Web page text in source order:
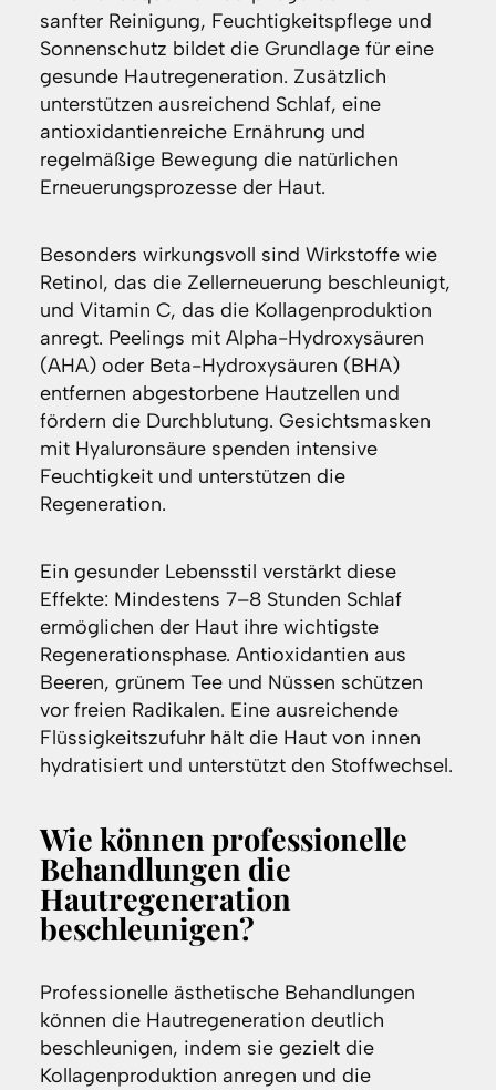
sanfter Reinigung, Feuchtigkeitspflege und
Sonnenschutz bildet die Grundlage für eine
gesunde Hautregeneration. Zusätzlich
unterstützen ausreichend Schlaf, eine
antioxidantienreiche Ernährung und
regelmäßige Bewegung die natürlichen
Erneuerungsprozesse der Haut.
Besonders wirkungsvoll sind Wirkstoffe wie
Retinol, das die Zellerneuerung beschleunigt,
und Vitamin C, das die Kollagenproduktion
anregt. Peelings mit Alpha-Hydroxysäuren
(AHA) oder Beta-Hydroxysäuren (BHA)
entfernen abgestorbene Hautzellen und
fördern die Durchblutung. Gesichtsmasken
mit Hyaluronsäure spenden intensive
Feuchtigkeit und unterstützen die
Regeneration.
Ein gesunder Lebensstil verstärkt diese
Effekte: Mindestens 7–8 Stunden Schlaf
ermöglichen der Haut ihre wichtigste
Regenerationsphase. Antioxidantien aus
Beeren, grünem Tee und Nüssen schützen
vor freien Radikalen. Eine ausreichende
Flüssigkeitszufuhr hält die Haut von innen
hydratisiert und unterstützt den Stoffwechsel.
Wie können professionelle
Behandlungen die
Hautregeneration
beschleunigen?
Professionelle ästhetische Behandlungen
können die Hautregeneration deutlich
beschleunigen, indem sie gezielt die
Kollagenproduktion anregen und die